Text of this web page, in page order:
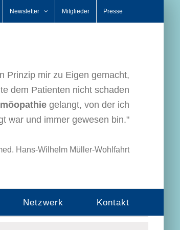
Newsletter Mitglieder Presse
Prinzip mir zu Eigen gemacht,
dem Patienten nicht schaden
gelangt, von der ich
war und immer gewesen bin."
Hans-Wilhelm Müller-Wohlfahrt
Netzwerk Kontakt